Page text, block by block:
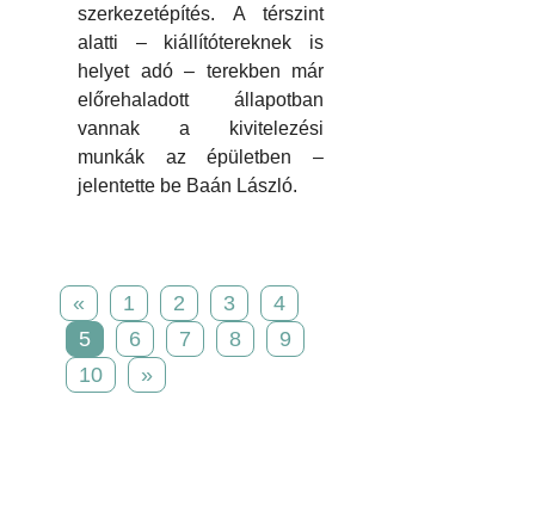
szerkezetépítés. A térszint
alatti – kiállítótereknek is
helyet adó – terekben már
előrehaladott állapotban
vannak a kivitelezési
munkák az épületben –
jelentette be Baán László.
« 1 2 3
4
5
6 7 8
9
10
»